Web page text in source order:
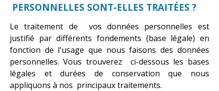
PERSONNELLES SONT-ELLES TRAITÉES ?
Le traitement de vos données personnelles est
justifié par différents fondements (base légale) en
fonction de l'usage que nous faisons des données
personnelles. Vous trouverez ci-dessous les bases
légales et durées de conservation que nous
appliquons à nos principaux traitements.